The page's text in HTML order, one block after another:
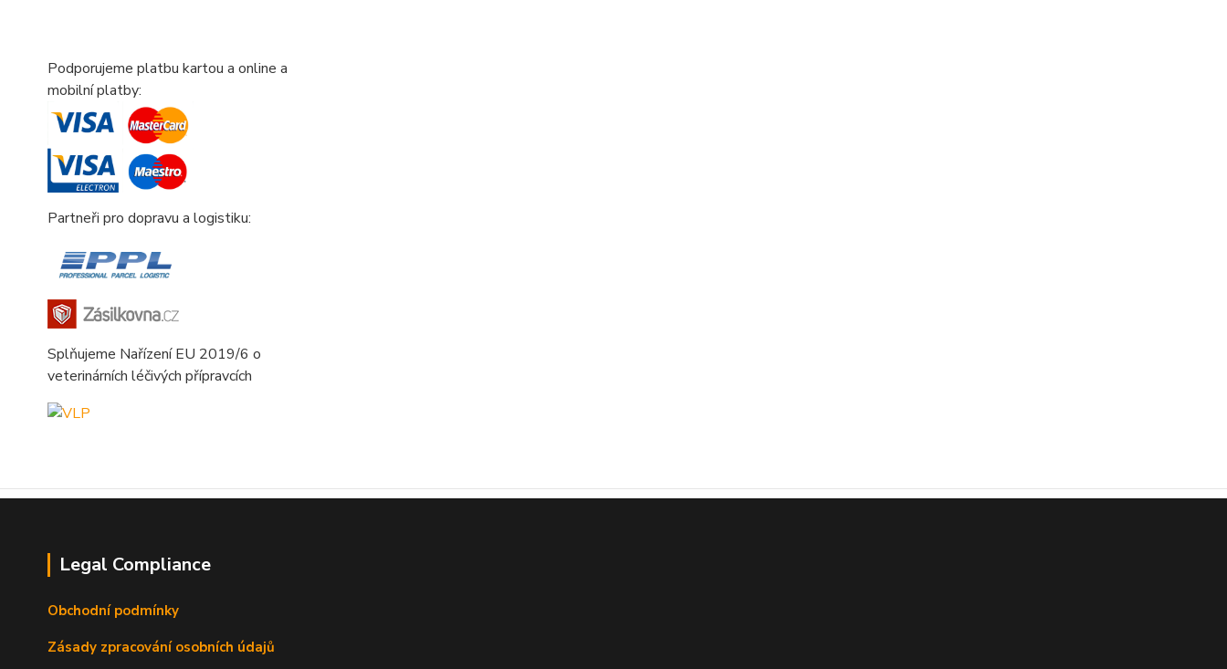
Podporujeme platbu kartou a online a
mobilní platby:
Partneři pro dopravu a logistiku:
Splňujeme Nařízení EU 2019/6 o
veterinárních léčivých přípravcích
Legal Compliance
Obchodní podmínky
Zásady zpracování osobních údajů